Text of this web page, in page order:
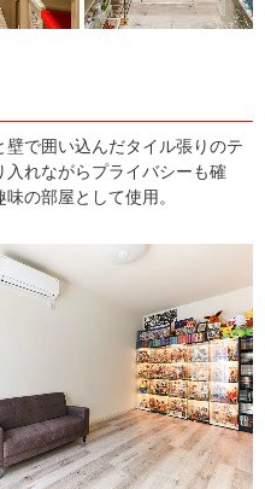
で囲い込んだタイル張りのテ
れながらプライバシーも確
の部屋として使用。